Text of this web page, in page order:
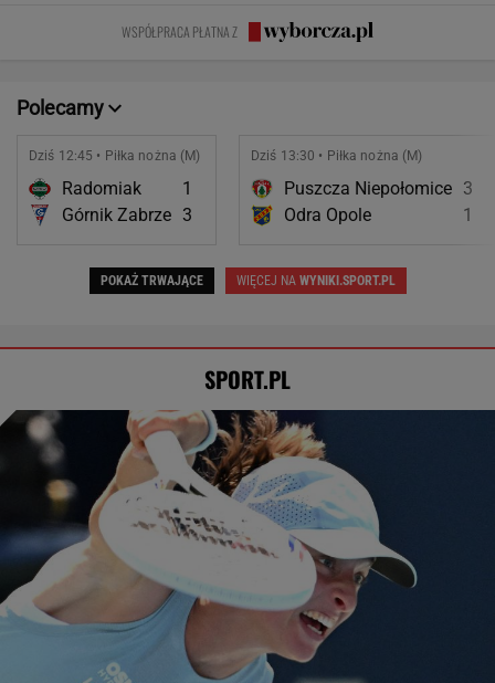
Rozmawiamy
z twórcami
same grzechy
główne"
się samotną"
WSPÓŁPRACA PŁATNA Z
Polecamy
Dziś 12:45 • Piłka nożna (M)
Radomiak
1
Górnik Zabrze 3
Dziś 13:30 • Piłka nożna (M)
Puszcza Niepołomice 3
Odra Opole
1
POKAŻ TRWAJĄCE WIĘCEJ NA WYNIKI.SPORT.PL
SPORT.PL